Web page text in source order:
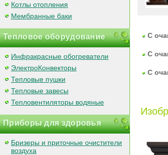
Котлы отопления
Мембранные баки
Тепловое оборудование
Инфракрасные обогреватели
ЭлектроКонвекторы
Тепловые пушки
Тепловые завесы
Тепловентиляторы водяные
Приборы для здоровья
Бризеры и приточные очистители
воздуха
С
С
С